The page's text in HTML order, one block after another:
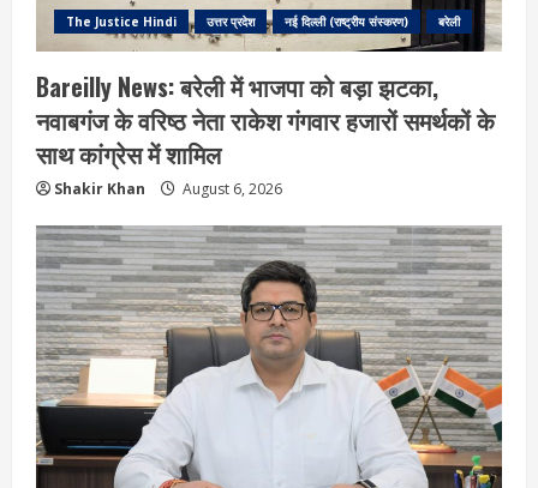
The Justice Hindi उत्तर प्रदेश नई दिल्ली (राष्ट्रीय संस्करण) बरेली
Bareilly News: बरेली में भाजपा को बड़ा झटका,
नवाबगंज के वरिष्ठ नेता राकेश गंगवार हजारों समर्थकों के
साथ कांग्रेस में शामिल
Shakir Khan August 6, 2026